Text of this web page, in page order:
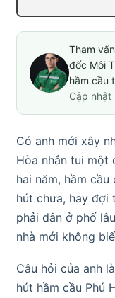
Tham
đốc Môi
hầm cầu
Cập
Có anh mới xây
Hòa nhắn tui một
hai năm, hầm
hút chưa, hay đợi
phải dân ở phố
nhà mới không
Câu hỏi của anh
hút hầm cầu Phú